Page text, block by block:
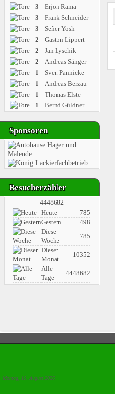
3
Erjon Rama
3
Frank Schneider
3
Señor Yosh
2
Gaston Lippert
2
Jan Lyschik
2
Andreas Sänger
1
Sven Pannicke
1
Andreas Berzau
1
Thomas Elste
1
Bernd Güldner
Sponsoren
Besucherzähler
4448682
Heute
785
Gestern
498
Diese
Woche
785
Dieser
Monat
10352
Alle
Tage
4448682
Montag, 10. August 2026